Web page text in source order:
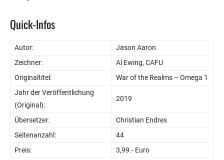
Quick-Infos
Autor:
Jason Aaron
Zeichner:
Al Ewing, CAFU
Originaltitel:
War of the Realms – Omega 1
Jahr der Veröffentlichung
(Original):
2019
Übersetzer:
Christian Endres
Seitenanzahl:
44
Preis:
3,99.- Euro